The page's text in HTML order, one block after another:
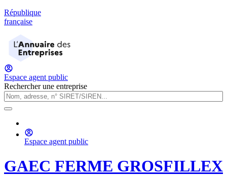
République
française
Espace agent public
Rechercher une entreprise
Espace agent public
GAEC FERME GROSFILLEX